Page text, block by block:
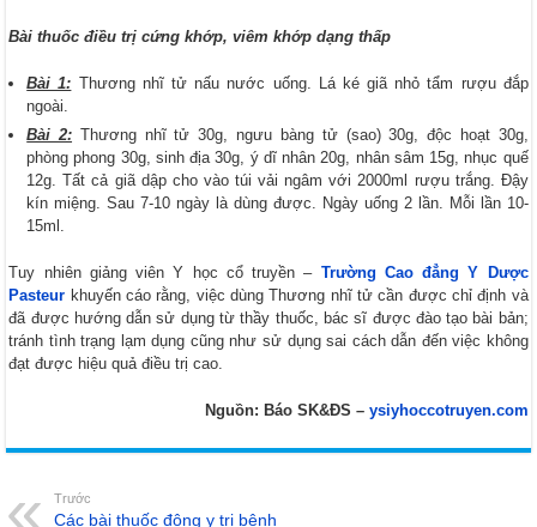
Bài thuốc điều trị cứng khớp, viêm khớp dạng thấp
Bài 1: Thương nhĩ tử nấu nước uống. Lá ké giã nhỏ tẩm rượu đắp
ngoài.
Bài 2: Thương nhĩ tử 30g, ngưu bàng tử (sao) 30g, độc hoạt 30g,
phòng phong 30g, sinh địa 30g, ý dĩ nhân 20g, nhân sâm 15g, nhục quế
12g. Tất cả giã dập cho vào túi vải ngâm với 2000ml rượu trắng. Đậy
kín miệng. Sau 7-10 ngày là dùng được. Ngày uống 2 lần. Mỗi lần 10-
15ml.
Tuy nhiên giảng viên Y học cổ truyền – Trường Cao đẳng Y Dược
Pasteur khuyến cáo rằng, việc dùng Thương nhĩ tử cần được chỉ định và
đã được hướng dẫn sử dụng từ thầy thuốc, bác sĩ được đào tạo bài bản;
tránh tình trạng lạm dụng cũng như sử dụng sai cách dẫn đến việc không
đạt được hiệu quả điều trị cao.
Nguồn: Báo SK&ĐS – ysiyhoccotruyen.com
Trước
Các bài thuốc đông y trị bệnh